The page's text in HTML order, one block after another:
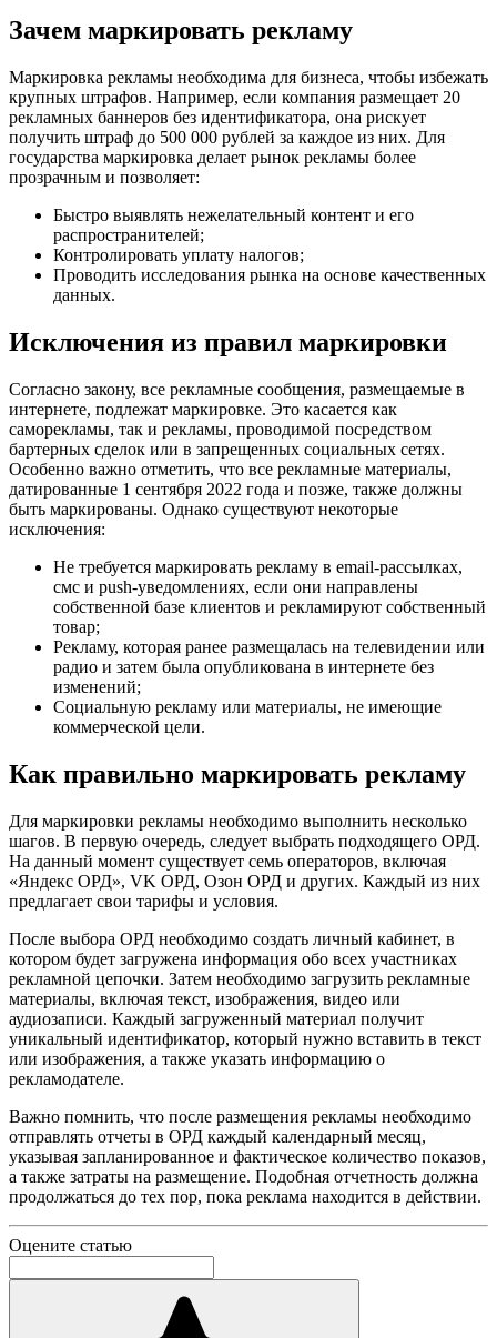
Зачем маркировать рекламу
Маркировка рекламы необходима для бизнеса, чтобы избежать
крупных штрафов. Например, если компания размещает 20
рекламных баннеров без идентификатора, она рискует
получить штраф до 500 000 рублей за каждое из них. Для
государства маркировка делает рынок рекламы более
прозрачным и позволяет:
Быстро выявлять нежелательный контент и его
распространителей;
Контролировать уплату налогов;
Проводить исследования рынка на основе качественных
данных.
Исключения из правил маркировки
Согласно закону, все рекламные сообщения, размещаемые в
интернете, подлежат маркировке. Это касается как
саморекламы, так и рекламы, проводимой посредством
бартерных сделок или в запрещенных социальных сетях.
Особенно важно отметить, что все рекламные материалы,
датированные 1 сентября 2022 года и позже, также должны
быть маркированы. Однако существуют некоторые
исключения:
Не требуется маркировать рекламу в email-рассылках,
смс и push-уведомлениях, если они направлены
собственной базе клиентов и рекламируют собственный
товар;
Рекламу, которая ранее размещалась на телевидении или
радио и затем была опубликована в интернете без
изменений;
Социальную рекламу или материалы, не имеющие
коммерческой цели.
Как правильно маркировать рекламу
Для маркировки рекламы необходимо выполнить несколько
шагов. В первую очередь, следует выбрать подходящего ОРД.
На данный момент существует семь операторов, включая
«Яндекс ОРД», VK ОРД, Озон ОРД и других. Каждый из них
предлагает свои тарифы и условия.
После выбора ОРД необходимо создать личный кабинет, в
котором будет загружена информация обо всех участниках
рекламной цепочки. Затем необходимо загрузить рекламные
материалы, включая текст, изображения, видео или
аудиозаписи. Каждый загруженный материал получит
уникальный идентификатор, который нужно вставить в текст
или изображения, а также указать информацию о
рекламодателе.
Важно помнить, что после размещения рекламы необходимо
отправлять отчеты в ОРД каждый календарный месяц,
указывая запланированное и фактическое количество показов,
а также затраты на размещение. Подобная отчетность должна
продолжаться до тех пор, пока реклама находится в действии.
Оцените статью